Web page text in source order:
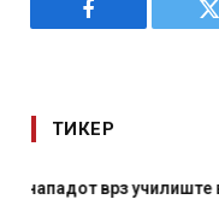
Facebook
ТИКЕР
СОЗИС: Украинците